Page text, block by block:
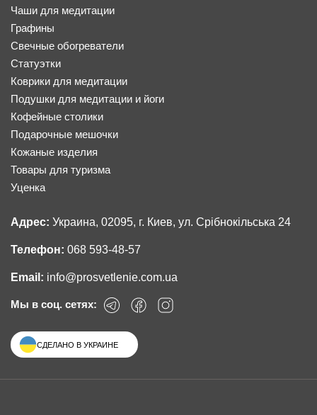
Чаши для медитации
Графины
Свечные обогреватели
Статуэтки
Коврики для медитации
Подушки для медитации и йоги
Кофейные столики
Подарочные мешочки
Кожаные изделия
Товары для туризма
Уценка
Адрес: Украина, 02095, г. Киев, ул. Срібнокільська 24
Телефон: 068 593-48-57
Email: info@prosvetlenie.com.ua
Мы в соц. сетях:
СДЕЛАНО В УКРАИНЕ